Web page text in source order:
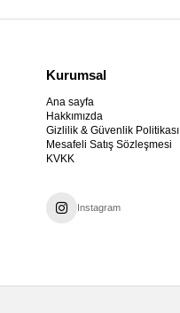
Kurumsal
Ana sayfa
Hakkımızda
Gizlilik & Güvenlik Politikası
Mesafeli Satış Sözleşmesi
KVKK
Instagram